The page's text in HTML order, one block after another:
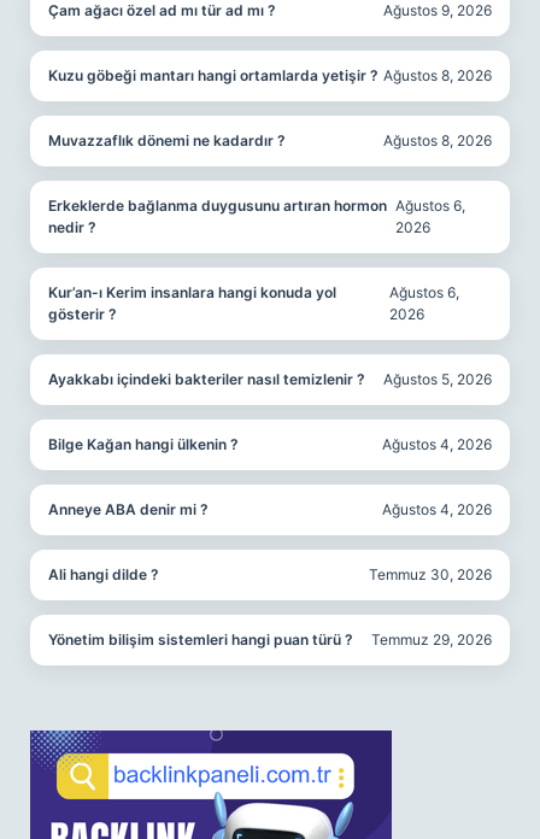
Çam ağacı özel ad mı tür ad mı ? Ağustos 9, 2026
Kuzu göbeği mantarı hangi ortamlarda yetişir ? Ağustos 8, 2026
Muvazzaflık dönemi ne kadardır ? Ağustos 8, 2026
Erkeklerde bağlanma duygusunu artıran hormon
nedir ?
Ağustos 6,
2026
Kur’an-ı Kerim insanlara hangi konuda yol
gösterir ?
Ağustos 6,
2026
Ayakkabı içindeki bakteriler nasıl temizlenir ? Ağustos 5, 2026
Bilge Kağan hangi ülkenin ? Ağustos 4, 2026
Anneye ABA denir mi ? Ağustos 4, 2026
Ali hangi dilde ? Temmuz 30, 2026
Yönetim bilişim sistemleri hangi puan türü ? Temmuz 29, 2026